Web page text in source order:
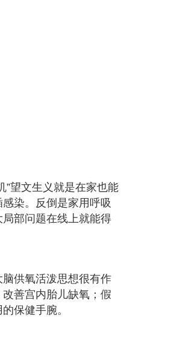
”望文生义就是在家也能
染。反倒是家用呼吸
部问题在线上就能得
供氧活泼思想很有作
善宫内胎儿缺氧；假
保健手腕。